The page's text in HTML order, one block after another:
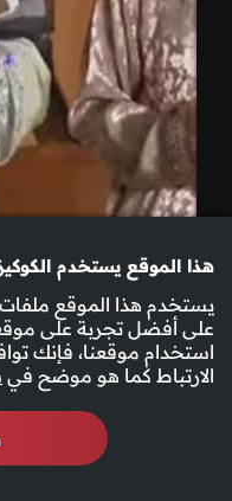
الحلقة 13
هذا الموقع يستخدم
يستخدم هذا الموقع
على أفضل تجربة على
استخدام موقعنا، فإنك
الارتباط كما هو موضح في